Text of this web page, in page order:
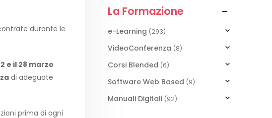
durante le
e il 28 marzo
di adeguate
prima di ogni
La Formazione
e-Learning (293)
VideoConferenza (8)
Corsi Blended (6)
Software Web Based (9)
Manuali Digitali (92)